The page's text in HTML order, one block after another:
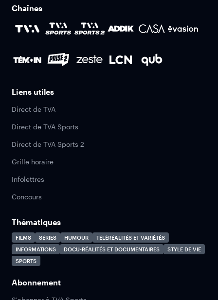
Chaînes
Liens utiles
Direct de TVA
Direct de TVA Sports
Direct de TVA Sports 2
Grille horaire
Infolettres
Concours
Thématiques
FILMS SÉRIES HUMOUR
TÉLÉRÉALITÉS ET VARIÉTÉS
INFORMATIONS
DOCU-RÉALITÉS ET DOCUMENTAIRES
STYLE DE VIE
SPORTS
Abonnement